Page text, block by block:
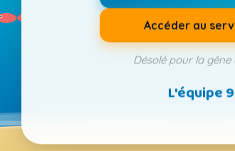
Accéder au
Désolé pour la gêne
L'équipe